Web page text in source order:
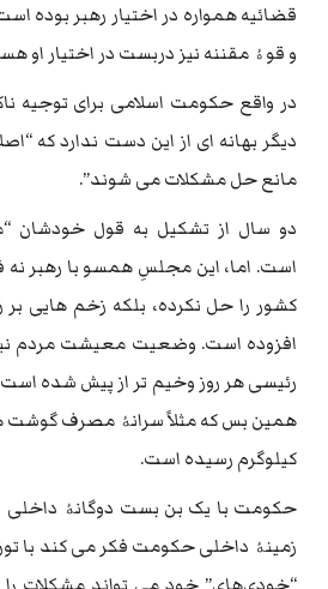
قضائیه همواره در اختیار رهبر بوده
و قوۀ مقننه نیز دربست در اختیار او
در واقع حکومت اسلامی برای توجیه
دیگر بهانه ای از این دست ندارد که
مانع حل مشکلات می شوند”.
دو سال از تشکیل به قول خودشان
است. اما، این مجلسِ همسو با رهبر
کشور را حل نکرده، بلکه زخم هایی
افزوده است. وضعیت معیشت مردم
رئیسی هر روز وخیم تر از پیش شده
همین بس که مثلاً سرانۀ مصرف گوشت
کیلوگرم رسیده است.
حکومت با یک بن بست دوگانۀ داخلی
زمینۀ داخلی حکومت فکر می کند با